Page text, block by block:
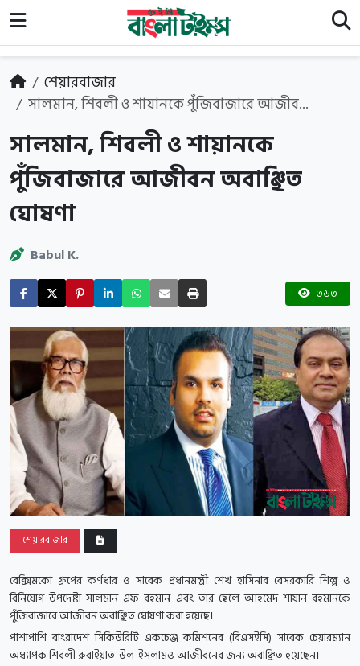
শেয়ারবাজার
সালমান, শিবলী ও শায়ানকে পুঁজিবাজারে আজীব...
সালমান, শিবলী ও শায়ানকে
পুঁজিবাজারে আজীবন অবাঞ্ছিত
ঘোষণা
Babul K.
৩৬৩
শেয়ারবাজার
বেক্সিমকো গ্রুপের কর্ণধার ও সাবেক প্রধানমন্ত্রী শেখ হাসিনার বেসরকারি শিল্প ও
বিনিয়োগ উপদেষ্টা সালমান এফ রহমান এবং তার ছেলে আহমেদ শায়ান রহমানকে
পুঁজিবাজারে আজীবন অবাঞ্ছিত ঘোষণা করা হয়েছে।
পাশাপাশি বাংরাদেশ সিকিউরিটি একচেঞ্জ কমিশনের (বিএসইসি) সাবেক চেয়ারম্যান
অধ্যাপক শিবলী রুবাইয়াত-উল-ইসলামও আজীবনের জন্য অবাঞ্ছিত হয়েছেন।